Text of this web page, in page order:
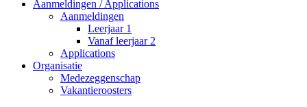
Aanmeldingen / Applications
Aanmeldingen
Leerjaar 1
Vanaf leerjaar 2
Applications
Organisatie
Medezeggenschap
Vakantieroosters